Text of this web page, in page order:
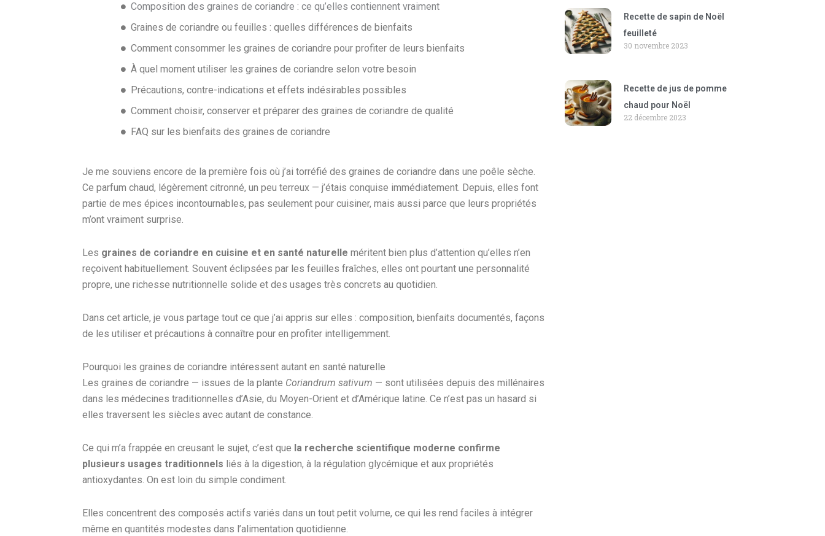
Composition des graines de coriandre : ce qu’elles contiennent vraiment
Graines de coriandre ou feuilles : quelles différences de bienfaits
Comment consommer les graines de coriandre pour profiter de leurs bienfaits
À quel moment utiliser les graines de coriandre selon votre besoin
Précautions, contre-indications et effets indésirables possibles
Comment choisir, conserver et préparer des graines de coriandre de qualité
FAQ sur les bienfaits des graines de coriandre
Je me souviens encore de la première fois où j’ai torréfié des graines de coriandre dans une poêle sèche.
Ce parfum chaud, légèrement citronné, un peu terreux — j’étais conquise immédiatement. Depuis, elles font
partie de mes épices incontournables, pas seulement pour cuisiner, mais aussi parce que leurs propriétés
m’ont vraiment surprise.
Les graines de coriandre en cuisine et en santé naturelle méritent bien plus d’attention qu’elles n’en
reçoivent habituellement. Souvent éclipsées par les feuilles fraîches, elles ont pourtant une personnalité
propre, une richesse nutritionnelle solide et des usages très concrets au quotidien.
Dans cet article, je vous partage tout ce que j’ai appris sur elles : composition, bienfaits documentés, façons
de les utiliser et précautions à connaître pour en profiter intelligemment.
Pourquoi les graines de coriandre intéressent autant en santé naturelle
Les graines de coriandre — issues de la plante Coriandrum sativum — sont utilisées depuis des millénaires
dans les médecines traditionnelles d’Asie, du Moyen-Orient et d’Amérique latine. Ce n’est pas un hasard si
elles traversent les siècles avec autant de constance.
Ce qui m’a frappée en creusant le sujet, c’est que la recherche scientifique moderne confirme
plusieurs usages traditionnels liés à la digestion, à la régulation glycémique et aux propriétés
antioxydantes. On est loin du simple condiment.
Elles concentrent des composés actifs variés dans un tout petit volume, ce qui les rend faciles à intégrer
même en quantités modestes dans l’alimentation quotidienne.
Recette de sapin de Noël
feuilleté
30 novembre 2023
Recette de jus de pomme
chaud pour Noël
22 décembre 2023